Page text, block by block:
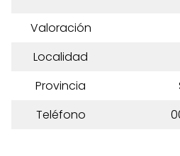
Valoración
Localidad
Provincia
Teléfono